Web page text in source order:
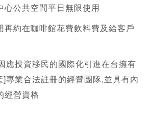
心公共空間平日無限使用
再約在咖啡館花費飲料費及給客戶
應投資移民的國際化引進在台擁有
專業合法註冊的經營團隊,並具有內
經營資格